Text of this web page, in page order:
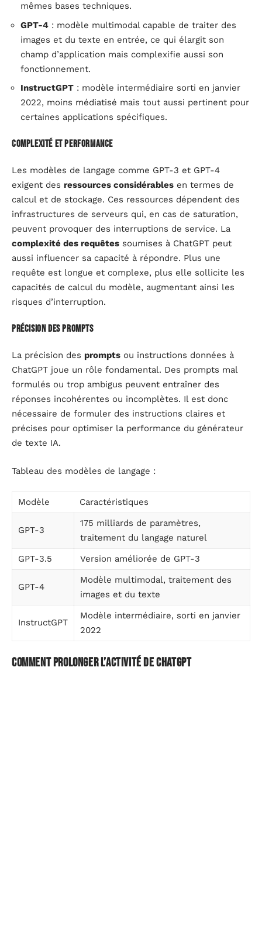
mêmes bases techniques.
GPT-4 : modèle multimodal capable de traiter des
images et du texte en entrée, ce qui élargit son
champ d’application mais complexifie aussi son
fonctionnement.
InstructGPT : modèle intermédiaire sorti en janvier
2022, moins médiatisé mais tout aussi pertinent pour
certaines applications spécifiques.
Complexité et performance
Les modèles de langage comme GPT-3 et GPT-4
exigent des ressources considérables en termes de
calcul et de stockage. Ces ressources dépendent des
infrastructures de serveurs qui, en cas de saturation,
peuvent provoquer des interruptions de service. La
complexité des requêtes soumises à ChatGPT peut
aussi influencer sa capacité à répondre. Plus une
requête est longue et complexe, plus elle sollicite les
capacités de calcul du modèle, augmentant ainsi les
risques d’interruption.
Précision des prompts
La précision des prompts ou instructions données à
ChatGPT joue un rôle fondamental. Des prompts mal
formulés ou trop ambigus peuvent entraîner des
réponses incohérentes ou incomplètes. Il est donc
nécessaire de formuler des instructions claires et
précises pour optimiser la performance du générateur
de texte IA.
Tableau des modèles de langage :
Modèle Caractéristiques
GPT-3
175 milliards de paramètres,
traitement du langage naturel
GPT-3.5
Version améliorée de GPT-3
GPT-4
Modèle multimodal, traitement des
images et du texte
InstructGPT
Modèle intermédiaire, sorti en janvier
2022
Comment prolonger l’activité de ChatGPT